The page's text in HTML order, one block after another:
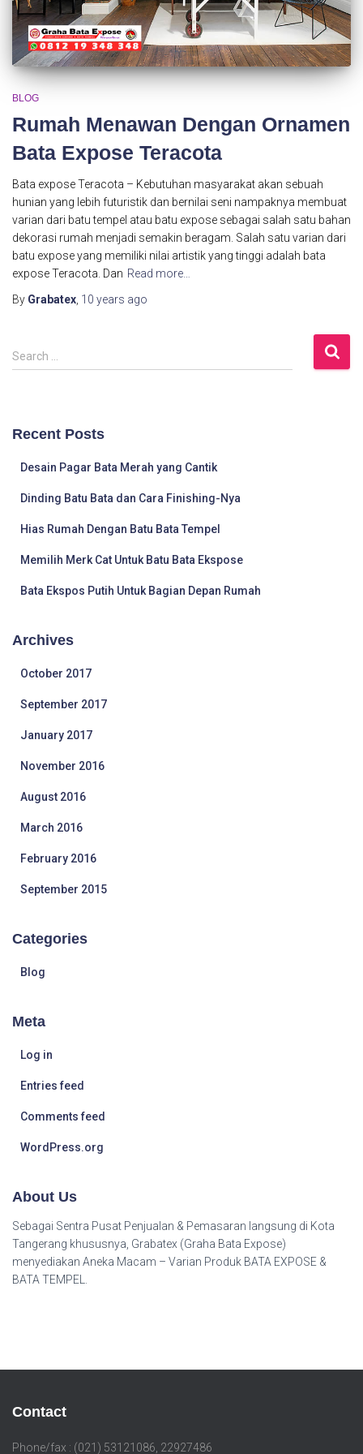
BLOG
Rumah Menawan Dengan Ornamen
Bata Expose Teracota
Bata expose Teracota – Kebutuhan masyarakat akan sebuah
hunian yang lebih futuristik dan bernilai seni nampaknya membuat
varian dari batu tempel atau batu expose sebagai salah satu bahan
dekorasi rumah menjadi semakin beragam. Salah satu varian dari
batu expose yang memiliki nilai artistik yang tinggi adalah bata
expose Teracota. Dan Read more…
By Grabatex, 10 years ago
S
e
h
Search …
Recent Posts
Desain Pagar Bata Merah yang Cantik
Dinding Batu Bata dan Cara Finishing-Nya
Hias Rumah Dengan Batu Bata Tempel
Memilih Merk Cat Untuk Batu Bata Ekspose
Bata Ekspos Putih Untuk Bagian Depan Rumah
Archives
October 2017
September 2017
January 2017
November 2016
August 2016
March 2016
February 2016
September 2015
Categories
Blog
Meta
Log in
Entries feed
Comments feed
WordPress.org
About Us
Sebagai Sentra Pusat Penjualan & Pemasaran langsung di Kota
Tangerang khususnya, Grabatex (Graha Bata Expose)
menyediakan Aneka Macam – Varian Produk BATA EXPOSE &
BATA TEMPEL.
Contact
Phone/fax : (021) 53121086, 22927486